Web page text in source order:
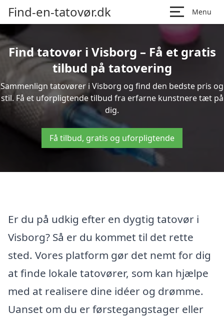
Find-en-tatovør.dk Menu
Find tatovør i Visborg – Få et gratis
tilbud på tatovering
Sammenlign tatovører i Visborg og find den bedste pris og
stil. Få et uforpligtende tilbud fra erfarne kunstnere tæt på
dig.
Få tilbud, gratis og uforpligtende
Er du på udkig efter en dygtig tatovør i
Visborg? Så er du kommet til det rette
sted. Vores platform gør det nemt for dig
at finde lokale tatovører, som kan hjælpe
med at realisere dine idéer og drømme.
Uanset om du er førstegangstager eller